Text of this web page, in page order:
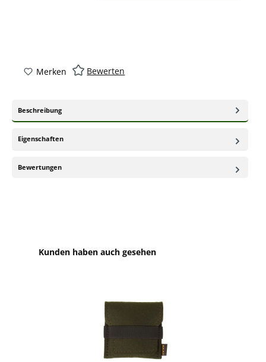
Merken Bewerten
Beschreibung
Eigenschaften
Bewertungen
Produktgalerie überspringen
Kunden haben auch gesehen